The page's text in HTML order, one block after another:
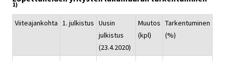
1)
Viiteajankohta 1. julkistus Uusin
julkistus
(23.4.2020)
Muutos
(kpl)
Tarkentuminen
(%)